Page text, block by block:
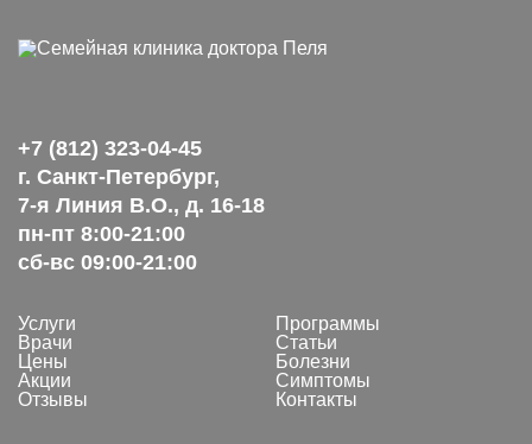
Не все готовы на такую психологическую работу. Тем более,
понимая, что это может занять достаточно времени.
Однако, важно другое – результат!
А результат работы с психологом по вопросу помощи при
лишнем весе – это возможность решить эту проблему раз и
навсегда.
+7 (812) 323-04-45
г. Санкт-Петербург,
7-я Линия В.О., д. 16-18
пн-пт 8:00-21:00
сб-вс 09:00-21:00
Услуги
Врачи
Цены
Акции
Отзывы
Программы
Статьи
Болезни
Симптомы
Контакты